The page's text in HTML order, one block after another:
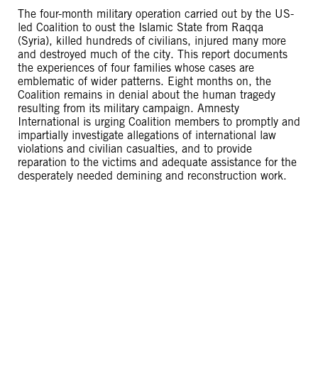
The four-month military operation carried out by the US-
led Coalition to oust the Islamic State from Raqqa
(Syria), killed hundreds of civilians, injured many more
and destroyed much of the city. This report documents
the experiences of four families whose cases are
emblematic of wider patterns. Eight months on, the
Coalition remains in denial about the human tragedy
resulting from its military campaign. Amnesty
International is urging Coalition members to promptly and
impartially investigate allegations of international law
violations and civilian casualties, and to provide
reparation to the victims and adequate assistance for the
desperately needed demining and reconstruction work.